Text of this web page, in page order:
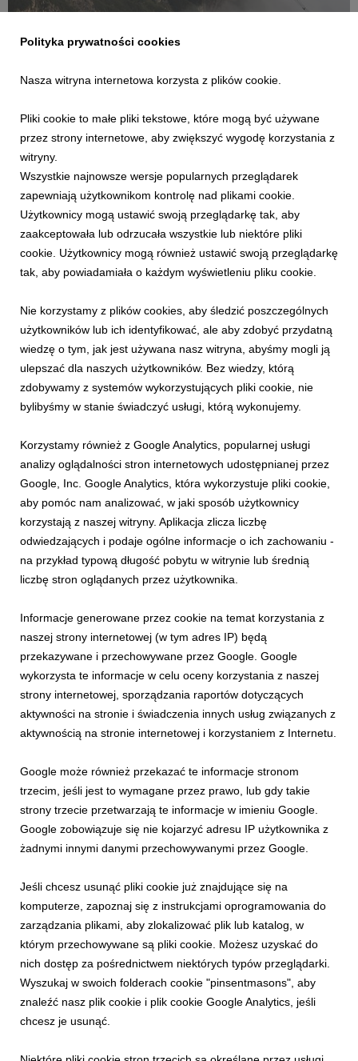
KOMUNIKATY PKL
dostępna
W związku z wyładowaniami atmosferycznymi w Tatrach dn.
21.08.2024 r. ruch kolei linowej na Kasprowy Wierch został
czasowo wstrzymany. Zgodnie z procedurami bezpieczeństwa
wszyscy turyści zostali zwiezieni z Kasprowego Wierchu do
Kuźnic. Po weryfikacji stanu technicznego...
KOMUNIKATY PKL
Kasprowy Wierch wciąż dostępny dla
narciarzy - poszusujemy w Dolinie
Gąsienicowej
Mamy dobrą infromację dla miłośników sportów zimowych! Na
poszusuejmy w Dolinie Gąsienicowej, gdzie wciąż panują
dobre warunki.
Kolej główna PKL Kasprowy Wierch
nieczynna. Czynne koleje krzesełkowe i trasy
18 stycznia 2024
Koleje krzesełkowe w Dolinie Gąsienicowej i Goryczkowej oraz
trasy narciarskie czynne. Prosimy o sprawdzanie statusu
dostępności kolei głównej oraz ze względu na zmienne
warunki pogodowe dostęności kolei krzesełkowych na stronie
Polityka prywatności cookies
Nasza witryna internetowa korzysta z plików cookie.
Pliki cookie to małe pliki tekstowe, które mogą być używane
przez strony internetowe, aby zwiększyć wygodę korzystania z
witryny.
Wszystkie najnowsze wersje popularnych przeglądarek
zapewniają użytkownikom kontrolę nad plikami cookie.
Użytkownicy mogą ustawić swoją przeglądarkę tak, aby
zaakceptowała lub odrzucała wszystkie lub niektóre pliki
cookie. Użytkownicy mogą również ustawić swoją przeglądarkę
tak, aby powiadamiała o każdym wyświetleniu pliku cookie.
Nie korzystamy z plików cookies, aby śledzić poszczególnych
użytkowników lub ich identyfikować, ale aby zdobyć przydatną
wiedzę o tym, jak jest używana nasz witryna, abyśmy mogli ją
ulepszać dla naszych użytkowników. Bez wiedzy, którą
zdobywamy z systemów wykorzystujących pliki cookie, nie
bylibyśmy w stanie świadczyć usługi, którą wykonujemy.
Korzystamy również z Google Analytics, popularnej usługi
analizy oglądalności stron internetowych udostępnianej przez
Google, Inc. Google Analytics, która wykorzystuje pliki cookie,
aby pomóc nam analizować, w jaki sposób użytkownicy
korzystają z naszej witryny. Aplikacja zlicza liczbę
odwiedzających i podaje ogólne informacje o ich zachowaniu -
na przykład typową długość pobytu w witrynie lub średnią
liczbę stron oglądanych przez użytkownika.
Informacje generowane przez cookie na temat korzystania z
naszej strony internetowej (w tym adres IP) będą
przekazywane i przechowywane przez Google. Google
wykorzysta te informacje w celu oceny korzystania z naszej
strony internetowej, sporządzania raportów dotyczących
aktywności na stronie i świadczenia innych usług związanych z
aktywnością na stronie internetowej i korzystaniem z Internetu.
Google może również przekazać te informacje stronom
trzecim, jeśli jest to wymagane przez prawo, lub gdy takie
strony trzecie przetwarzają te informacje w imieniu Google.
Google zobowiązuje się nie kojarzyć adresu IP użytkownika z
żadnymi innymi danymi przechowywanymi przez Google.
Jeśli chcesz usunąć pliki cookie już znajdujące się na
komputerze, zapoznaj się z instrukcjami oprogramowania do
zarządzania plikami, aby zlokalizować plik lub katalog, w
którym przechowywane są pliki cookie. Możesz uzyskać do
nich dostęp za pośrednictwem niektórych typów przeglądarki.
Wyszukaj w swoich folderach cookie "pinsentmasons", aby
znaleźć nasz plik cookie i plik cookie Google Analytics, jeśli
chcesz je usunąć.